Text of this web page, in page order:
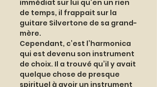
immédiat sur lui qu’en un rien
de temps, il frappait sur la
guitare Silvertone de sa grand-
mère.
Cependant, c’est l’harmonica
qui est devenu son instrument
de choix. Il a trouvé qu’il y avait
quelque chose de presque
spirituel à avoir un instrument